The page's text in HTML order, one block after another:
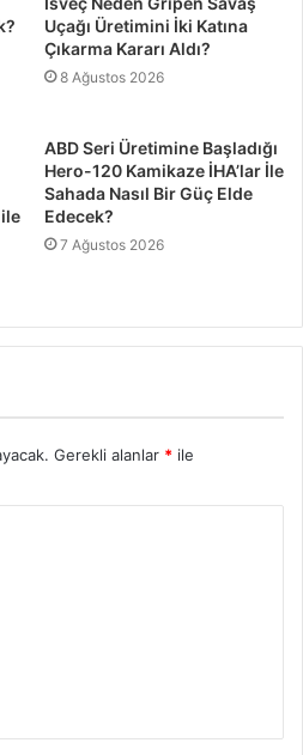
Uçağı Üretimini İki Katına
Çıkarma Kararı Aldı?
8 Ağustos 2026
ABD Seri Üretimine Başladığı
Hero-120 Kamikaze İHA’lar İle
Sahada Nasıl Bir Güç Elde
Edecek?
7 Ağustos 2026
Gerekli alanlar * ile